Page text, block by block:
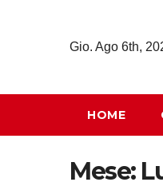
Gio. Ago 6th,
HOME
Mese: